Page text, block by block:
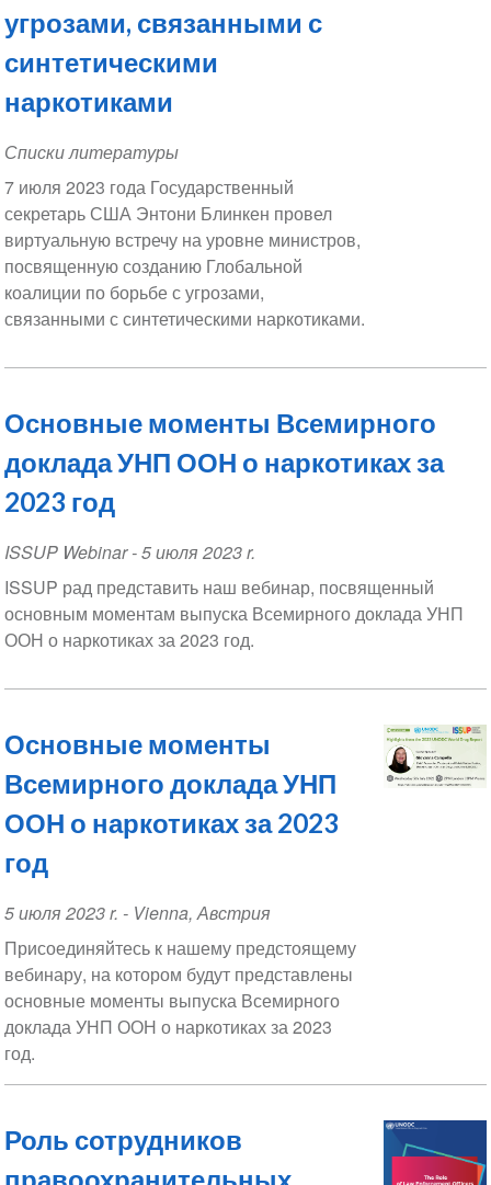
угрозами, связанными с
синтетическими
наркотиками
Списки литературы
7 июля 2023 года Государственный
секретарь США Энтони Блинкен провел
виртуальную встречу на уровне министров,
посвященную созданию Глобальной
коалиции по борьбе с угрозами,
связанными с синтетическими наркотиками.
Основные моменты Всемирного
доклада УНП ООН о наркотиках за
2023 год
ISSUP Webinar-5 июля 2023 r.
ISSUP рад представить наш вебинар, посвященный
основным моментам выпуска Всемирного доклада УНП
ООН о наркотиках за 2023 год.
Основные моменты
Всемирного доклада УНП
ООН о наркотиках за 2023
год
Event
Date
5 июля 2023 r. - Vienna,Австрия
Присоединяйтесь к нашему предстоящему
вебинару, на котором будут представлены
основные моменты выпуска Всемирного
доклада УНП ООН о наркотиках за 2023
год.
Роль сотрудников